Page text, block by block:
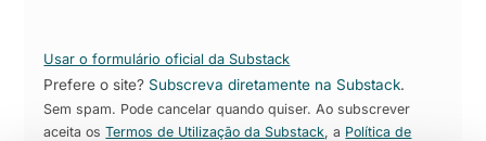
Usar o formulário oficial da Substack
Prefere o site?Subscreva diretamente na Substack.
Sem spam. Pode cancelar quando quiser. Ao subscrever
aceita osTermos de Utilização da Substack , a Política de